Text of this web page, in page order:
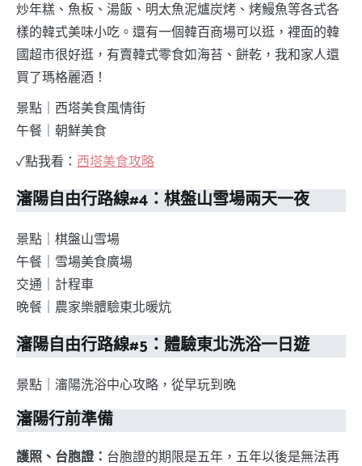
炒年糕、魚板、湯飯、明太魚泥爐炭烤、烤鰻魚等各式各
樣的韓式美味小吃。還有一個韓百商場可以逛，裡面的韓
國超市很好逛，有賣韓式零食如海苔、餅乾，我和家人還
買了瑪格麗酒！
景點｜西塔美食風情街
午餐｜朝鮮美食
✓點我看： 西塔美食攻略
瀋陽自由行路線#4：棋盤山雪場兩天一夜
景點｜棋盤山雪場
午餐｜雪場美食廣場
交通｜計程車
晚餐｜農家樂體驗東北暖炕
瀋陽自由行路線#5：體驗東北洗浴一日遊
景點｜瀋陽洗浴中心攻略，從早玩到晚
瀋陽行前準備
護照、台胞證： 台胞證的期限是五年，五年以後是無法再